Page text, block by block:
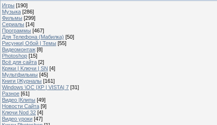
Игры [190]
Музыка [286]
Фильмы [299]
Сериалы [14]
Программы [467]
Для Телефона (Мабилка) [50]
Рисунки| Обой | Темы [55]
Видеомонтаж [8]
Photoshop [15]
Всё для сайта [2]
Кряки | Kлючи | SN [4]
Мультфильмы [45]
Книги |Журналы [161]
Windows \OC |XP | VISTA| 7 [31]
Разное [61]
Видео |Клипы [49]
Новости Сайта [9]
Ключи Nod 32 [4]
Видео уроки [47]